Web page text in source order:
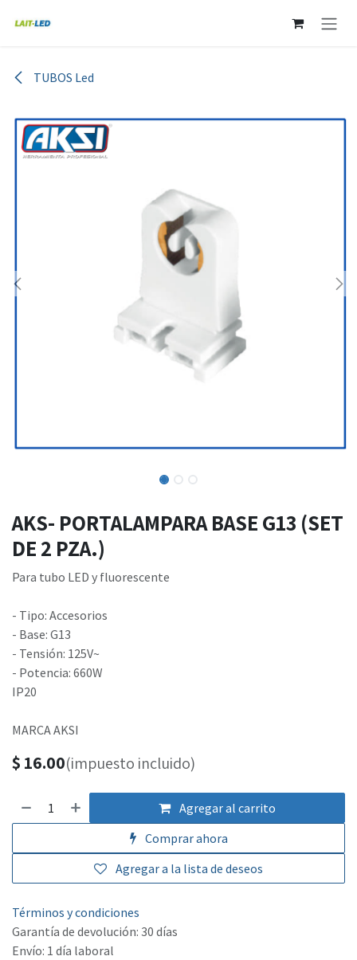
TUBOS Led
AKS- PORTALAMPARA BASE G13 (SET
DE 2 PZA.)
Para tubo LED y fluorescente
- Tipo: Accesorios
- Base: G13
- Tensión: 125V~
- Potencia: 660W
IP20
MARCA AKSI
$ 16.00(impuesto incluido)
Agregar al carrito
Comprar ahora
Agregar a la lista de deseos
Términos y condiciones
Garantía de devolución: 30 días
Envío: 1 día laboral